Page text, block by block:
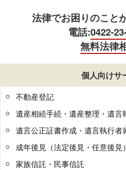
法律でお困りのこと
電話:0422-
無料法律
個人向けサ
不動産登記
遺産相続手続・遺産整理・遺言
遺言公正証書作成・遺言執行者
成年後見（法定後見・任意後見）
家族信託・民事信託